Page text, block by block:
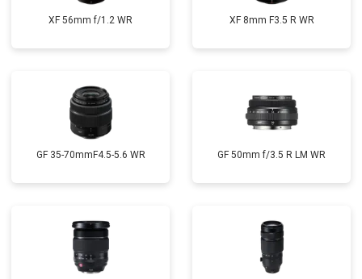
XF 56mm f/1.2 WR XF 8mm F3.5 R WR
GF 35-70mmF4.5-5.6 WR GF 50mm f/3.5 R LM WR